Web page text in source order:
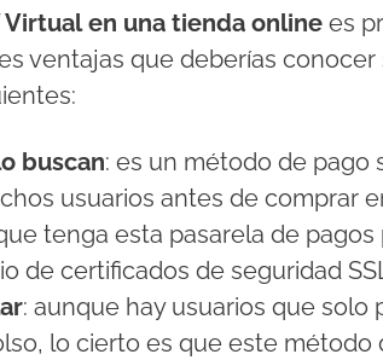
Virtual en una tienda online es
ventajas que deberías
buscan: es un método de pago
usuarios antes de comprar
tenga esta pasarela de pagos
de certificados de seguridad
: aunque hay usuarios que solo
lo cierto es que este método